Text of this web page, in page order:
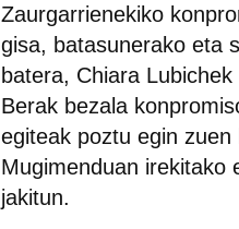
Zaurgarrienekiko
gisa, batasunerako eta
batera, Chiara
Berak bezala
egiteak poztu egin
Mugimenduan irekitako
jakitun.